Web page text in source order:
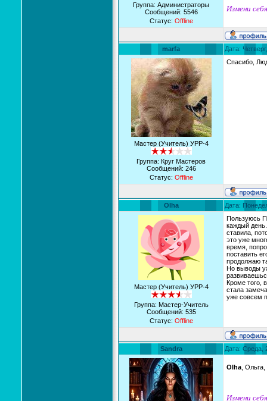
Группа: Администраторы
Сообщений: 5546
Статус: Offline
Измени
marfa Дата:
Мастер (Учитель) УРР-4
Группа: Круг Мастеров
Сообщений: 246
Статус: Offline
Спасибо,
Olha Дата:
Мастер (Учитель) УРР-4
Группа: Мастер-Учитель
Сообщений: 535
Статус: Offline
Пользуюсь
каждый
ставила,
это уже
время,
поставить
продолжаю
Но выводы
Кроме того,
стала
уже совсем
Sandra Дата: Среда,
Olha ,
Измени